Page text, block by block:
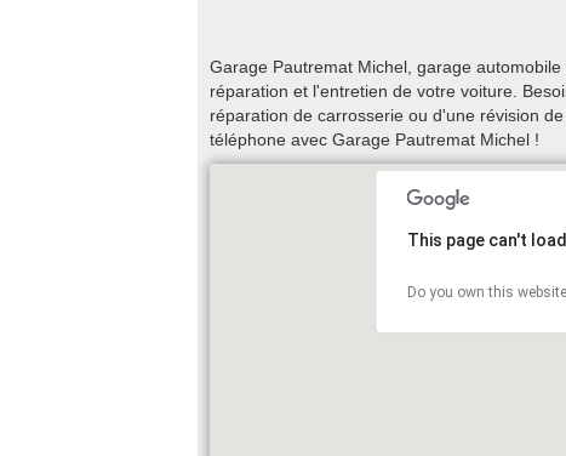
Garage Pautremat Michel, garage
réparation et l'entretien de votre voiture.
réparation de carrosserie ou d'une révision
téléphone avec Garage Pautremat Michel !
This page can't
Do you own this